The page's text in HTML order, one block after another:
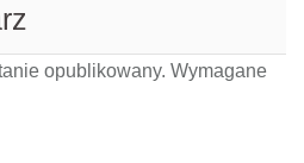
opublikowany. Wymagane